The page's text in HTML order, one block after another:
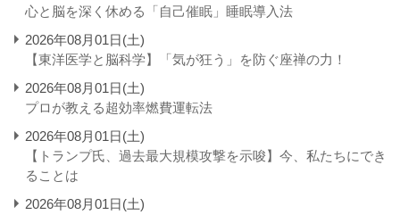
心と脳を深く休める「自己催眠」睡眠導入法
2026年08月01日(土)
【東洋医学と脳科学】「気が狂う」を防ぐ座禅の力！
2026年08月01日(土)
プロが教える超効率燃費運転法
2026年08月01日(土)
【トランプ氏、過去最大規模攻撃を示唆】今、私たちにでき
ることは
2026年08月01日(土)